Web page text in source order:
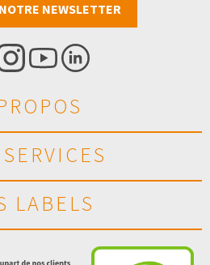
NEWSLETTER
LABELS